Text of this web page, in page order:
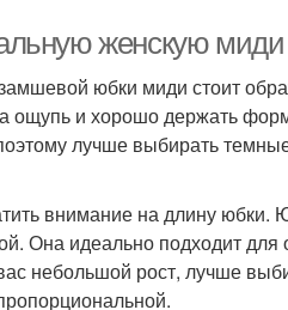
женскую
юбки миди стоит
ощупь и хорошо держать
лучше выбирать
внимание на длину
Она идеально подходит
небольшой рост, лучше